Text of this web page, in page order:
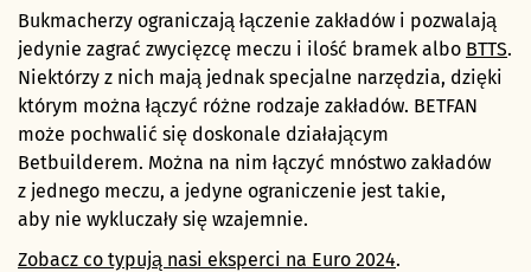
Bukmacherzy ograniczają łączenie zakładów i pozwalają
jedynie zagrać zwycięzcę meczu i ilość bramek albo BTTS.
Niektórzy z nich mają jednak specjalne narzędzia, dzięki
którym można łączyć różne rodzaje zakładów. BETFAN
może pochwalić się doskonale działającym
Betbuilderem. Można na nim łączyć mnóstwo zakładów
z jednego meczu, a jedyne ograniczenie jest takie,
aby nie wykluczały się wzajemnie.
Zobacz co typują nasi eksperci na Euro 2024.